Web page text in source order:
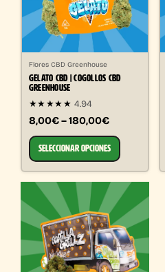
Flores CBD Greenhouse
GELATO CBD | COGOLLOS CBD
GREENHOUSE
★★★★★ 4.94
8,00€ – 180,00€
SELECCIONAR OPCIONES